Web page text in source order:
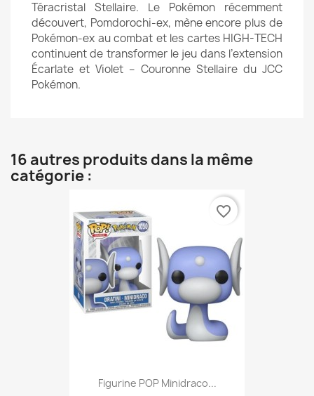
Téracristal Stellaire. Le Pokémon récemment
découvert, Pomdorochi-ex, mène encore plus de
Pokémon-ex au combat et les cartes HIGH-TECH
continuent de transformer le jeu dans l’extension
Écarlate et Violet – Couronne Stellaire du JCC
Pokémon.
16 autres produits dans la même
catégorie :
Figurine POP Minidraco...
favorite_border